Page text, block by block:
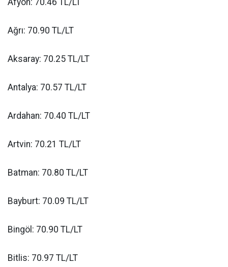
Ağrı: 70.90 TL/LT
Aksaray: 70.25 TL/LT
Antalya: 70.57 TL/LT
Ardahan: 70.40 TL/LT
Artvin: 70.21 TL/LT
Batman: 70.80 TL/LT
Bayburt: 70.09 TL/LT
Bingöl: 70.90 TL/LT
Bitlis: 70.97 TL/LT